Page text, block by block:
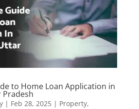
to Home Loan Application in
Pradesh
| Feb 28, 2025| Property,